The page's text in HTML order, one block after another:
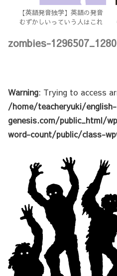
【英語発音独学】英語の発音
むずかしいっていう人はこれ
♡
zombies-1296507_1280
Warning: Trying to access
/home/teacheryuki/english-
genesis.com/public_html/
word-count/public/class-